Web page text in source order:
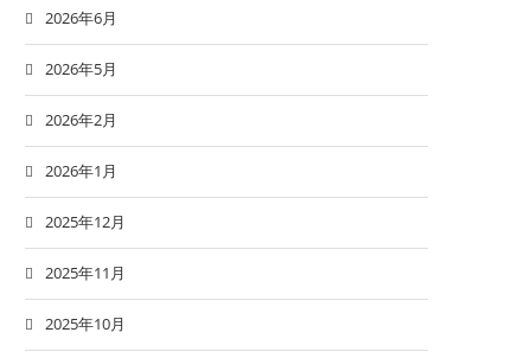
2026年6月
2026年5月
2026年2月
2026年1月
2025年12月
2025年11月
2025年10月